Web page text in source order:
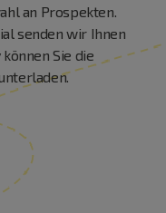
an Prospekten.
senden wir Ihnen
Sie die